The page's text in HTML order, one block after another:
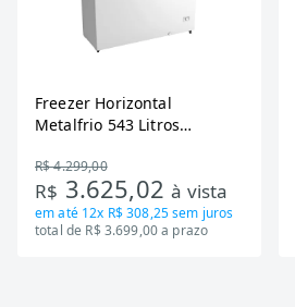
Freezer Horizontal
Metalfrio 543 Litros
Tecnologia Inverter, Branco,
Bivolt
R$ 4.299,00
R$ 3.625,02à vista
em até 12x R$ 308,25sem juros
total de R$ 3.699,00 a prazo